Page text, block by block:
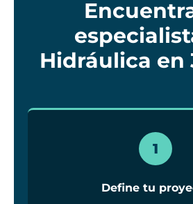
Hidráulica en
1
Define tu